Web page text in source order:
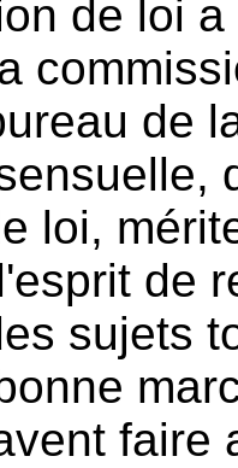
de loi
de
loi,
de
sujets
faire